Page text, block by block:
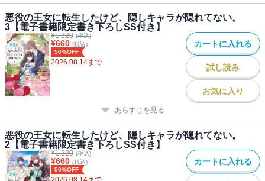
悪役の王女に転生したけど、隠しキャラが隠れてない。
3【電子書籍限定書き下ろしSS付き】
¥1,320 (税込)
¥660 (税込)
50%OFF
2026.08.14まで
カートに入れる
試し読み
お気に入り
あらすじを見る
悪役の王女に転生したけど、隠しキャラが隠れてない。
2【電子書籍限定書き下ろしSS付き】
¥1,320 (税込)
¥660 (税込)
50%OFF
カートに入れる